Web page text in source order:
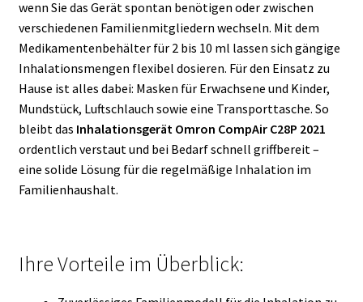
wenn Sie das Gerät spontan benötigen oder zwischen
verschiedenen Familienmitgliedern wechseln. Mit dem
Medikamentenbehälter für 2 bis 10 ml lassen sich gängige
Inhalationsmengen flexibel dosieren. Für den Einsatz zu
Hause ist alles dabei: Masken für Erwachsene und Kinder,
Mundstück, Luftschlauch sowie eine Transporttasche. So
bleibt das Inhalationsgerät Omron CompAir C28P 2021
ordentlich verstaut und bei Bedarf schnell griffbereit –
eine solide Lösung für die regelmäßige Inhalation im
Familienhaushalt.
Ihre Vorteile im Überblick: